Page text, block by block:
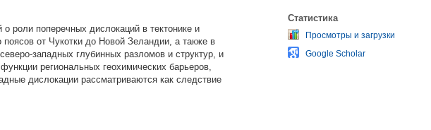
роли поперечных дислокаций в тектонике и
поясов от Чукотки до Новой Зеландии, а также в
западных глубинных разломов и структур, и
региональных геохимических барьеров,
дислокации рассматриваются как следствие
Статистика
Просмотры и загрузки
Google Scholar